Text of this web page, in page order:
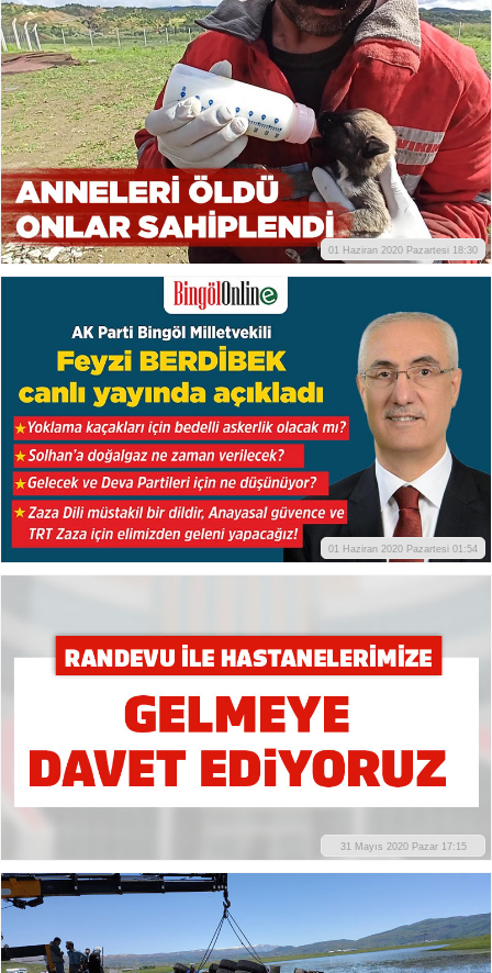
01 Haziran 2020 Pazartesi 18:30
01 Haziran 2020 Pazartesi 01:54
31 Mayıs 2020 Pazar 17:15